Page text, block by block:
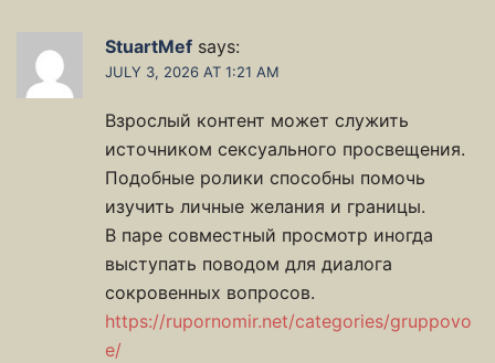
StuartMef says:
JULY 3, 2026 AT 1:21 AM
Взрослый контент может служить
источником сексуального просвещения.
Подобные ролики способны помочь
изучить личные желания и границы.
В паре совместный просмотр иногда
выступать поводом для диалога
сокровенных вопросов.
https://rupornomir.net/categories/gruppovo
e/